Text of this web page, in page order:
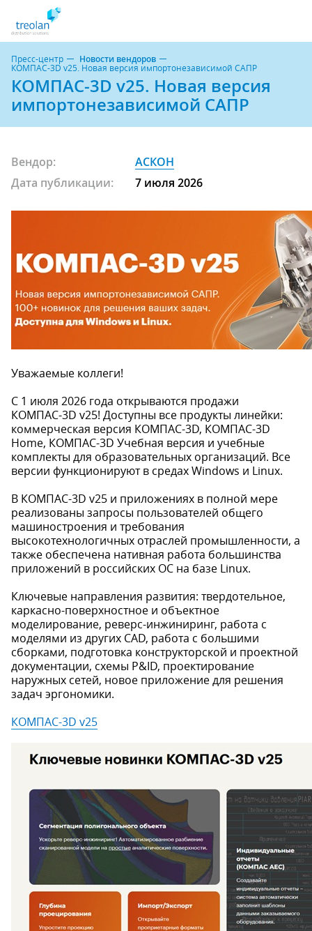
Пресс-центр Новости вендоров
КОМПАС-3D v25. Новая версия импортонезависимой САПР
КОМПАС-3D v25. Новая версия
импортонезависимой САПР
Вендор:
АСКОН
Дата публикации:
7 июля 2026
Уважаемые коллеги!
С 1 июля 2026 года открываются продажи
КОМПАС-3D v25! Доступны все продукты линейки:
коммерческая версия КОМПАС-3D, КОМПАС-3D
Home, КОМПАС-3D Учебная версия и учебные
комплекты для образовательных организаций. Все
версии функционируют в средах Windows и Linux.
В КОМПАС-3D v25 и приложениях в полной мере
реализованы запросы пользователей общего
машиностроения и требования
высокотехнологичных отраслей промышленности, а
также обеспечена нативная работа большинства
приложений в российских ОС на базе Linux.
Ключевые направления развития: твердотельное,
каркасно-поверхностное и объектное
моделирование, реверс-инжиниринг, работа с
моделями из других CAD, работа с большими
сборками, подготовка конструкторской и проектной
документации, схемы P&ID, проектирование
наружных сетей, новое приложение для решения
задач эргономики.
КОМПАС-3D v25